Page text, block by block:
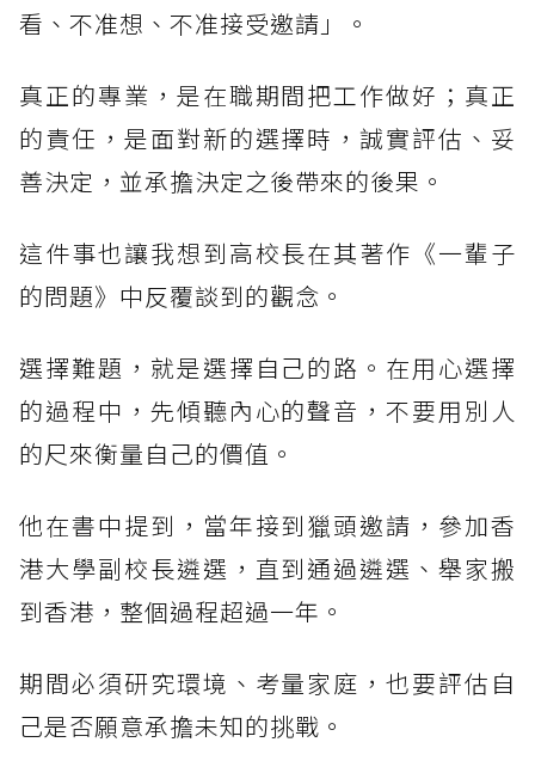
看、不准想、不准接受邀請」。
真正的專業，是在職期間把工作做好；真正
的責任，是面對新的選擇時，誠實評估、妥
善決定，並承擔決定之後帶來的後果。
這件事也讓我想到高校長在其著作《一輩子
的問題》中反覆談到的觀念。
選擇難題，就是選擇自己的路。在用心選擇
的過程中，先傾聽內心的聲音，不要用別人
的尺來衡量自己的價值。
他在書中提到，當年接到獵頭邀請，參加香
港大學副校長遴選，直到通過遴選、舉家搬
到香港，整個過程超過一年。
期間必須研究環境、考量家庭，也要評估自
己是否願意承擔未知的挑戰。